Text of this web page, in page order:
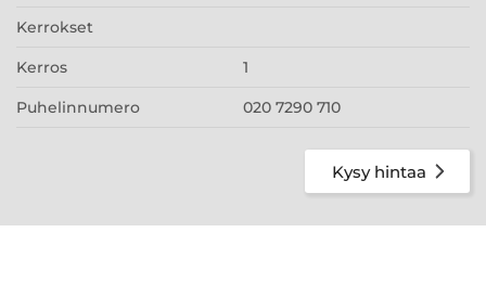
Kerrokset
Kerros 1
Puhelinnumero 020 7290 710
Kysy hintaa